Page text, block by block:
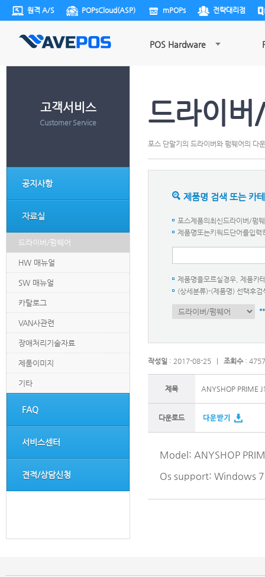
원격 A/S POPsCloud(ASP) mPOPs 전략대리점
POS Hardware
고객서비스
Customer Service
공지사항
자료실
드라이버/펌웨어
HW 매뉴얼
SW 매뉴얼
카탈로그
VAN사관련
장애처리기술자료
제품이미지
기타
FAQ
서비스센터
견적/상담신청
드라이버
포스 단말기의 드라이버와 펌웨어의 다
제품명 검색 또는 카
포스제품의최신드라이버/펌
제품명또는키워드단어를입
제품명을모르실경우, 제품카
(상세분류)-(제품명) 선택후
작성일 : 2017-08-25 | 조회수: 4757
제목 ANYSHOP PRIME
다운로드
Model: ANYSHOP
Os support: Windows